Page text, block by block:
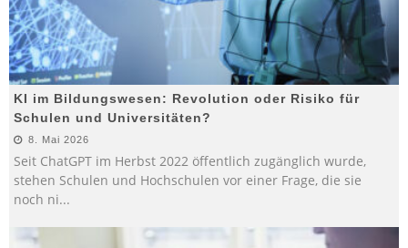
KI im Bildungswesen: Revolution oder Risiko für
Schulen und Universitäten?
8. Mai 2026
Seit ChatGPT im Herbst 2022 öffentlich zugänglich wurde,
stehen Schulen und Hochschulen vor einer Frage, die sie
noch ni...